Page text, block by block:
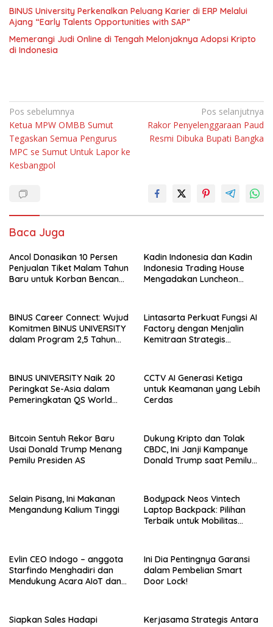
BINUS University Perkenalkan Peluang Karier di ERP Melalui
Ajang “Early Talents Opportunities with SAP”
Memerangi Judi Online di Tengah Melonjaknya Adopsi Kripto
di Indonesia
Navigasi
pos
Pos sebelumnya
Ketua MPW OMBB Sumut
Tegaskan Semua Pengurus
MPC se Sumut Untuk Lapor ke
Kesbangpol
Pos selanjutnya
Rakor Penyelenggaraan Paud
Resmi Dibuka Bupati Bangka
Baca Juga
Ancol Donasikan 10 Persen
Penjualan Tiket Malam Tahun
Baru untuk Korban Bencana
Kadin Indonesia dan Kadin
Indonesia Trading House
Mengadakan Luncheon
Chamber of Commerce and
Industry (SMCCI)
BINUS Career Connect: Wujud
Komitmen BINUS UNIVERSITY
dalam Program 2,5 Tahun
Lintasarta Perkuat Fungsi AI
Factory dengan Menjalin
Kemitraan Strategis
BINUS UNIVERSITY Naik 20
Peringkat Se-Asia dalam
Pemeringkatan QS World
CCTV AI Generasi Ketiga
untuk Keamanan yang Lebih
Cerdas
Bitcoin Sentuh Rekor Baru
Usai Donald Trump Menang
Pemilu Presiden AS
Dukung Kripto dan Tolak
CBDC, Ini Janji Kampanye
Donald Trump saat Pemilu
Selain Pisang, Ini Makanan
Mengandung Kalium Tinggi
Bodypack Neos Vintech
Laptop Backpack: Pilihan
Terbaik untuk Mobilitas
Evlin CEO Indogo – anggota
Starfindo Menghadiri dan
Mendukung Acara AIoT dan
Ini Dia Pentingnya Garansi
dalam Pembelian Smart
Door Lock!
Siapkan Sales Hadapi
Kerjasama Strategis Antara